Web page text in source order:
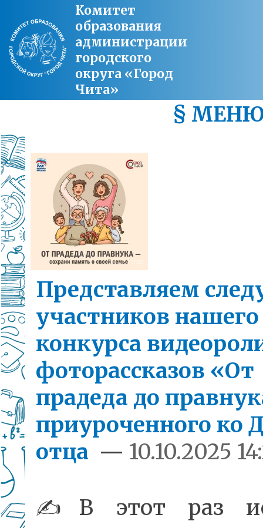
Комитет
образования
администрации
городского
округа «Город
Чита»
§
Представляем
участников нашего
конкурса
фоторассказов «От
прадеда до
приуроченного ко
отца — 10.10.2025
✍️В этот раз